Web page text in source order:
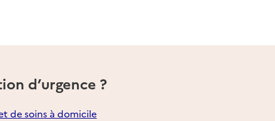
d’urgence ?
de soins à domicile